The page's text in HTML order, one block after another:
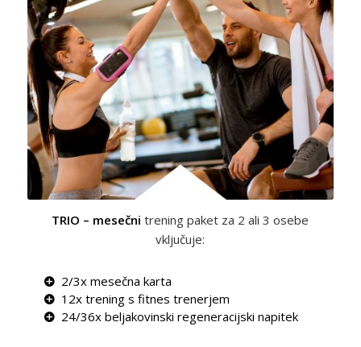
TRIO – mesečni trening paket za 2 ali 3 osebe
vključuje:
2/3x mesečna karta
12x trening s fitnes trenerjem
24/36x beljakovinski regeneracijski napitek